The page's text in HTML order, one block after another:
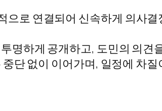
으로 연결되어 신속하게 의사
명하게 공개하고, 도민의 의견
단 없이 이어가며, 일정에 차